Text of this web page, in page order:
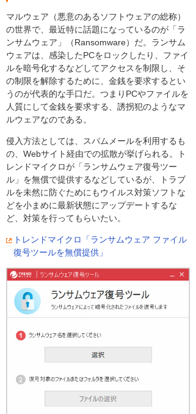
マルウェア（悪意のあるソフトウェアの総称）
の世界で、最近特に話題になっているのが「ラ
ンサムウェア」（Ransomware）だ。ランサム
ウェアは、感染したPCをロックしたり、ファイ
ルを暗号化するなどしてアクセスを制限し、そ
の制限を解除するために、金銭を要求するとい
うのが代表的な手口だ。つまりPCやファイルを
人質にして金銭を要求する、誘拐犯のようなマ
ルウェアなのである。
侵入方法としては、スパムメールを利用するも
の、Webサイト経由での拡散が挙げられる。ト
レンドマイクロが「ランサムウェア復号ツー
ル」を無償で提供するなどしているが、トラブ
ルを未然に防ぐためにもウイルス対策ソフトな
どを小まめに最新状態にアップデートするな
ど、対策を行ってもらいたい。
トレンドマイクロ「ランサムウェア ファイル
復号ツールを無償提供」